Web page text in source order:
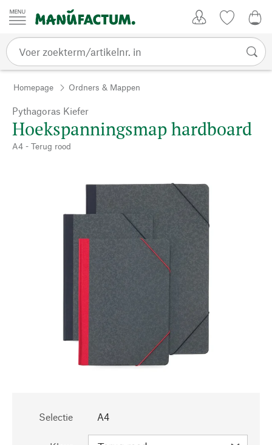
Passer au contenu
Homepage Ordners & Mappen
Pythagoras Kiefer
Hoekspanningsmap hardboard
A4 - Terug rood
Selectie A4